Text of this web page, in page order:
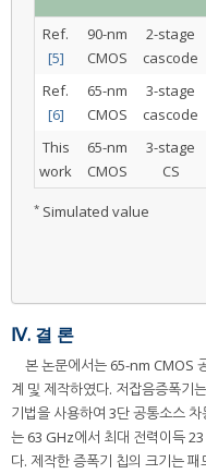
Ref.
[5]
90-nm
CMOS
2-stage
cascode
Ref.
[6]
65-nm
CMOS
3-stage
cascode
This
work
65-nm
CMOS
3-stage
CS
* Simulated value
Ⅳ. 결 론
본 논문에서는 65-nm CMOS
계 및 제작하였다. 저잡음증폭기
기법을 사용하여 3단 공통소스
는 63 GHz에서 최대 전력이득
다. 제작한 증폭기 칩의 크기는